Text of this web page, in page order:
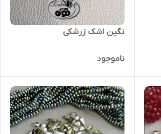
نگین اشک زرشکی
ناموجود